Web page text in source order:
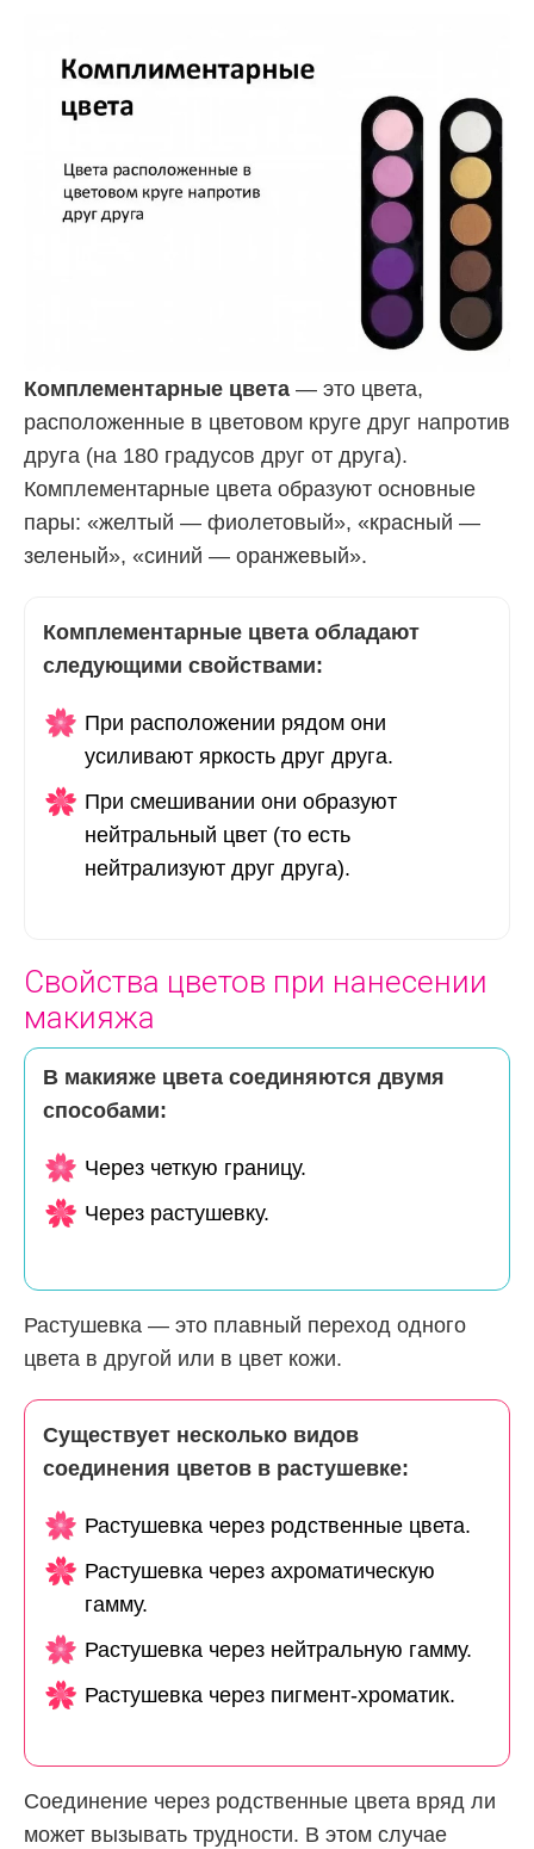
Комплементарные цвета — это цвета,
расположенные в цветовом круге друг напротив
друга (на 180 градусов друг от друга).
Комплементарные цвета образуют основные
пары: «желтый — фиолетовый», «красный —
зеленый», «синий — оранжевый».
Комплементарные цвета обладают
следующими свойствами:
При расположении рядом они
усиливают яркость друг друга.
При смешивании они образуют
нейтральный цвет (то есть
нейтрализуют друг друга).
Свойства цветов при нанесении
макияжа
В макияже цвета соединяются двумя
способами:
Через четкую границу.
Через растушевку.
Растушевка — это плавный переход одного
цвета в другой или в цвет кожи.
Существует несколько видов
соединения цветов в растушевке:
Растушевка через родственные цвета.
Растушевка через ахроматическую
гамму.
Растушевка через нейтральную гамму.
Растушевка через пигмент-хроматик.
Соединение через родственные цвета вряд ли
может вызывать трудности. В этом случае